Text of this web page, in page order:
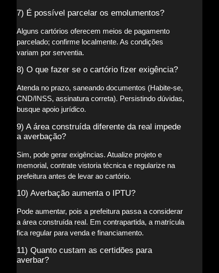
7) É possível parcelar os emolumentos?
Alguns cartórios oferecem meios de pagamento
parcelado; confirme localmente. As condições
variam por serventia.
8) O que fazer se o cartório fizer exigência?
Atenda no prazo, saneando documentos (Habite-se,
CND/INSS, assinatura correta). Persistindo dúvidas,
busque apoio jurídico.
9) A área construída diferente da real impede
a averbação?
Sim, pode gerar exigências. Atualize projeto e
memorial, contrate vistoria técnica e regularize na
prefeitura antes de levar ao cartório.
10) Averbação aumenta o IPTU?
Pode aumentar, pois a prefeitura passa a considerar
a área construída real. Em contrapartida, a matrícula
fica regular para venda e financiamento.
11) Quanto custam as certidões para
averbar?